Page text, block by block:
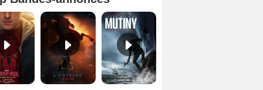
Spider-Man: Brand New Day Bande-annonce VO STFR L'Odyssée Bande-annonce VO STFR
Les Matins merveilleux Bande-annonce VF De la Comédie-Française Teaser VF